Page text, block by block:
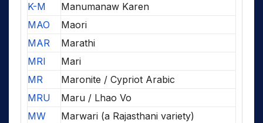
K-M
Manumanaw Karen
MAO
Maori
MAR
Marathi
MRI
Mari
MR
Maronite / Cypriot Arabic
MRU
Maru / Lhao Vo
MW
Marwari (a Rajasthani variety)